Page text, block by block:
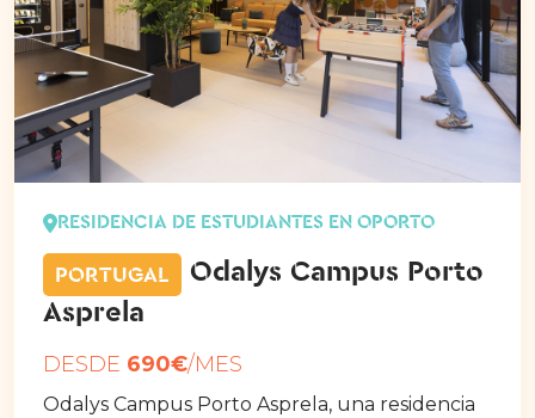
RESIDENCIA DE ESTUDIANTES EN OPORTO
PORTUGAL
Odalys Campus Porto
Asprela
DESDE 690€/MES
Odalys Campus Porto Asprela, una residencia